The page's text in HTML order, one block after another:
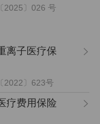
2025〕026 号
离子医疗保
2022〕623号
疗费用保险